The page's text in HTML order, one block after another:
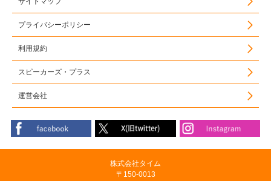
プライバシーポリシー
利用規約
スピーカーズ・プラス
運営会社
株式会社タイム
〒150-0013